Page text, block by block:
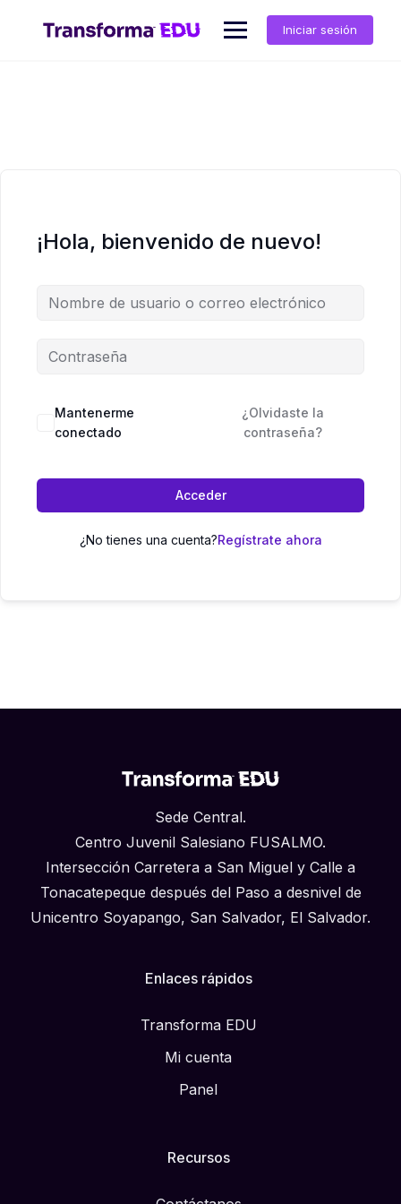
contenido
Iniciar sesión
¡Hola, bienvenido de nuevo!
Mantenerme
conectado
¿Olvidaste la
contraseña?
Acceder
¿No tienes una cuenta?Regístrate ahora
Sede Central.
Centro Juvenil Salesiano FUSALMO.
Intersección Carretera a San Miguel y Calle a
Tonacatepeque después del Paso a desnivel de
Unicentro Soyapango, San Salvador, El Salvador.
Enlaces rápidos
Transforma EDU
Mi cuenta
Panel
Recursos